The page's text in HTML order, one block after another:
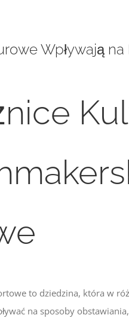
Wpływają
to dziedzina, która w
na sposoby